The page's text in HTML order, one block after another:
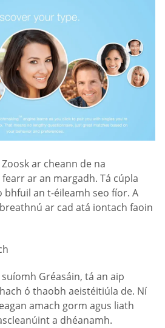
ar cheann de na
ar an margadh. Tá cúpla
bhfuil an t-éileamh seo fíor. A
ar cad atá iontach faoin
Gréasáin, tá an aip
ó thaobh aeistéitiúla de. Ní
amach gorm agus liath
a dhéanamh.